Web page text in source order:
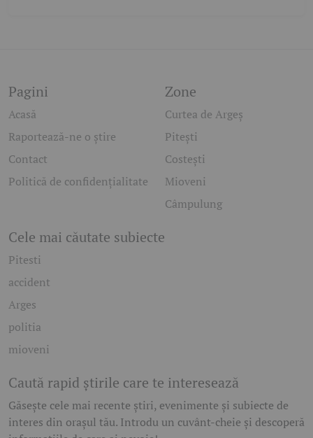
Pagini
Acasă
Raportează-ne o știre
Contact
Politică de confidențialitate
Zone
Curtea de Argeș
Pitești
Costești
Mioveni
Câmpulung
Cele mai căutate subiecte
Pitesti
accident
Arges
politia
mioveni
Caută rapid știrile care te interesează
Găsește cele mai recente știri, evenimente și subiecte de
interes din orașul tău. Introdu un cuvânt-cheie și descoperă